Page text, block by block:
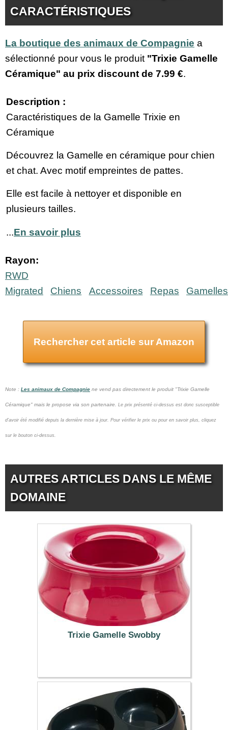
CARACTÉRISTIQUES
La boutique des animaux de Compagnie a
sélectionné pour vous le produit "Trixie Gamelle
Céramique" au prix discount de 7.99 €.
Description :
Caractéristiques de la Gamelle Trixie en
Céramique
Découvrez la Gamelle en céramique pour chien
et chat. Avec motif empreintes de pattes.
Elle est facile à nettoyer et disponible en
plusieurs tailles.
...En savoir plus
Rayon:
RWD
Migrated
Chiens Accessoires Repas Gamelles
Rechercher cet article sur Amazon
Note : Les animaux de Compagnie ne vend pas directement le produit "Trixie Gamelle
Céramique" mais le propose via son partenaire. Le prix présenté ci-dessus est donc susceptible
d'avoir été modifié depuis la dernière mise à jour. Pour vérifier le prix ou pour en savoir plus, cliquez
sur le bouton ci-dessus.
AUTRES ARTICLES DANS LE MÊME
DOMAINE
Trixie Gamelle Swobby
6.39 €